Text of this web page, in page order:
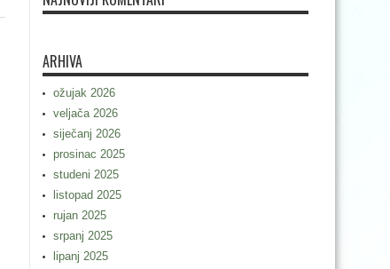
ARHIVA
ožujak 2026
veljača 2026
siječanj 2026
prosinac 2025
studeni 2025
listopad 2025
rujan 2025
srpanj 2025
lipanj 2025